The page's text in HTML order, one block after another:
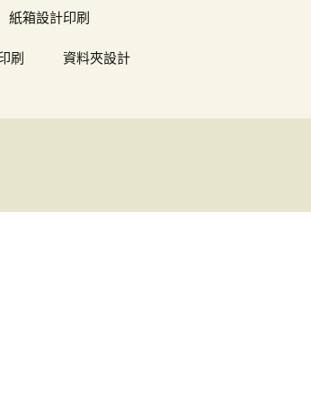
紙箱設計印刷
刷 資料夾設計